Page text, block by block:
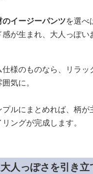
のイージーパンツを選べ
が生まれ、大人っぽい
仕様のものなら、リラッ
気に。
プルにまとめれば、柄
ングが完成します。
人っぽさを引き